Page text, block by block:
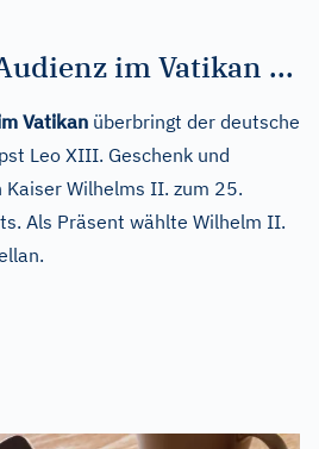
im Vatikan ...
Vatikan überbringt der deutsche
Leo XIII. Geschenk und
Kaiser Wilhelms II. zum 25.
Als Präsent wählte Wilhelm II.